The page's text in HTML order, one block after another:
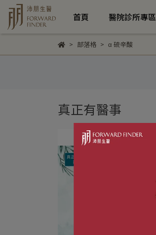
首頁 醫院診所專區
部落格 α 硫辛酸
真正有醫事